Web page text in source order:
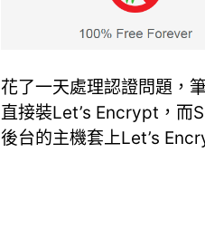
花了一天處理認證問題，
直接裝Let’s Encrypt，而
後台的主機套上Let’s